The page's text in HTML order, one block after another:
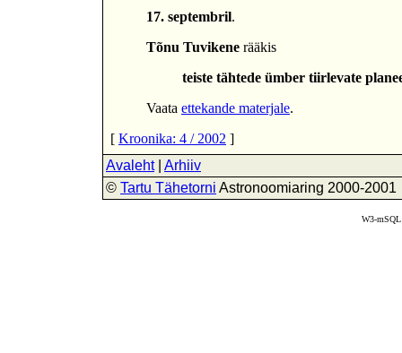
17. septembril.
Tõnu Tuvikene rääkis
teiste tähtede ümber tiirlevate
Vaata ettekande materjale.
[ Kroonika: 4 / 2002 ]
Avaleht| Arhiiv
© Tartu Tähetorni Astronoomiaring 2000-2001
W3-